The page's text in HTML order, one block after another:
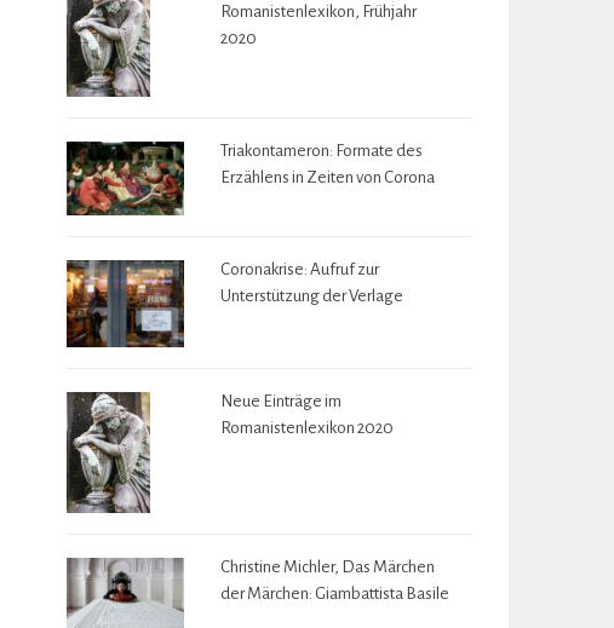
Romanistenlexikon, Frühjahr
2020
Triakontameron: Formate des
Erzählens in Zeiten von Corona
Coronakrise: Aufruf zur
Unterstützung der Verlage
Neue Einträge im
Romanistenlexikon 2020
Christine Michler, Das Märchen
der Märchen: Giambattista Basile